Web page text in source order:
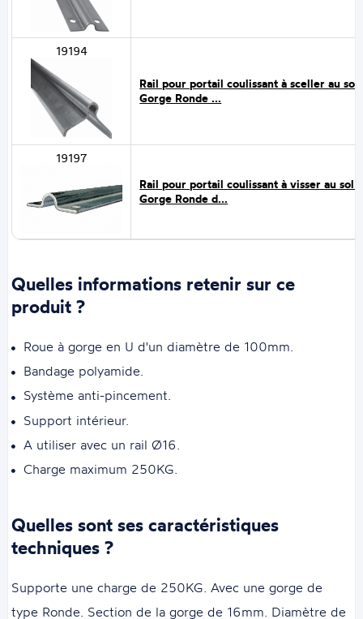
19194
Rail pour portail coulissant à sceller au sol
Gorge Ronde ...
19197
Rail pour portail coulissant à visser au sol -
Gorge Ronde d...
Quelles informations retenir sur ce
produit ?
Roue à gorge en U d'un diamètre de 100mm.
Bandage polyamide.
Système anti-pincement.
Support intérieur.
A utiliser avec un rail Ø16.
Charge maximum 250KG.
Quelles sont ses caractéristiques
techniques ?
Supporte une charge de 250KG. Avec une gorge de
type Ronde. Section de la gorge de 16mm. Diamètre de